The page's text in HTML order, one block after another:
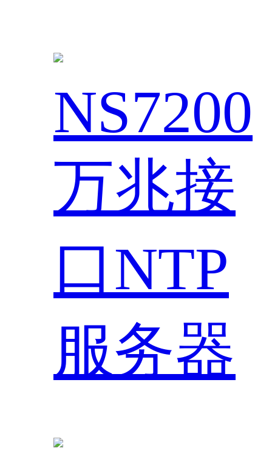
NS7200
万兆接
口NTP
服务器